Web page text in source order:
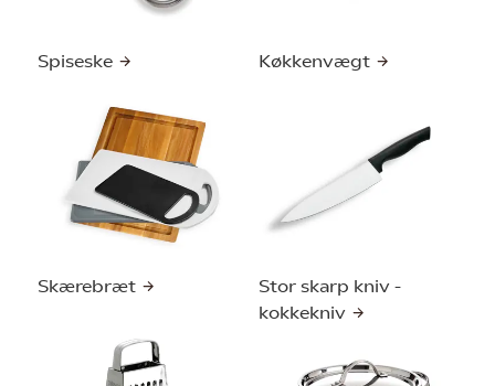
Spiseske Køkkenvægt
Skærebræt
Stor skarp kniv -
kokkekniv